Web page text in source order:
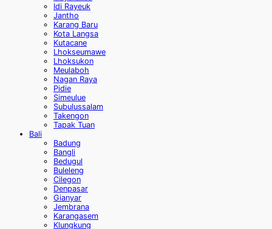
Idi Rayeuk
Jantho
Karang Baru
Kota Langsa
Kutacane
Lhokseumawe
Lhoksukon
Meulaboh
Nagan Raya
Pidie
Simeulue
Subulussalam
Takengon
Tapak Tuan
Bali
Badung
Bangli
Bedugul
Buleleng
Cilegon
Denpasar
Gianyar
Jembrana
Karangasem
Klungkung